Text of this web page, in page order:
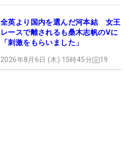
全英より国内を選んだ河本結 女王
レースで離されるも桑木志帆のVに
「刺激をもらいました」
2026年8月6日 (木) 15時45分 19